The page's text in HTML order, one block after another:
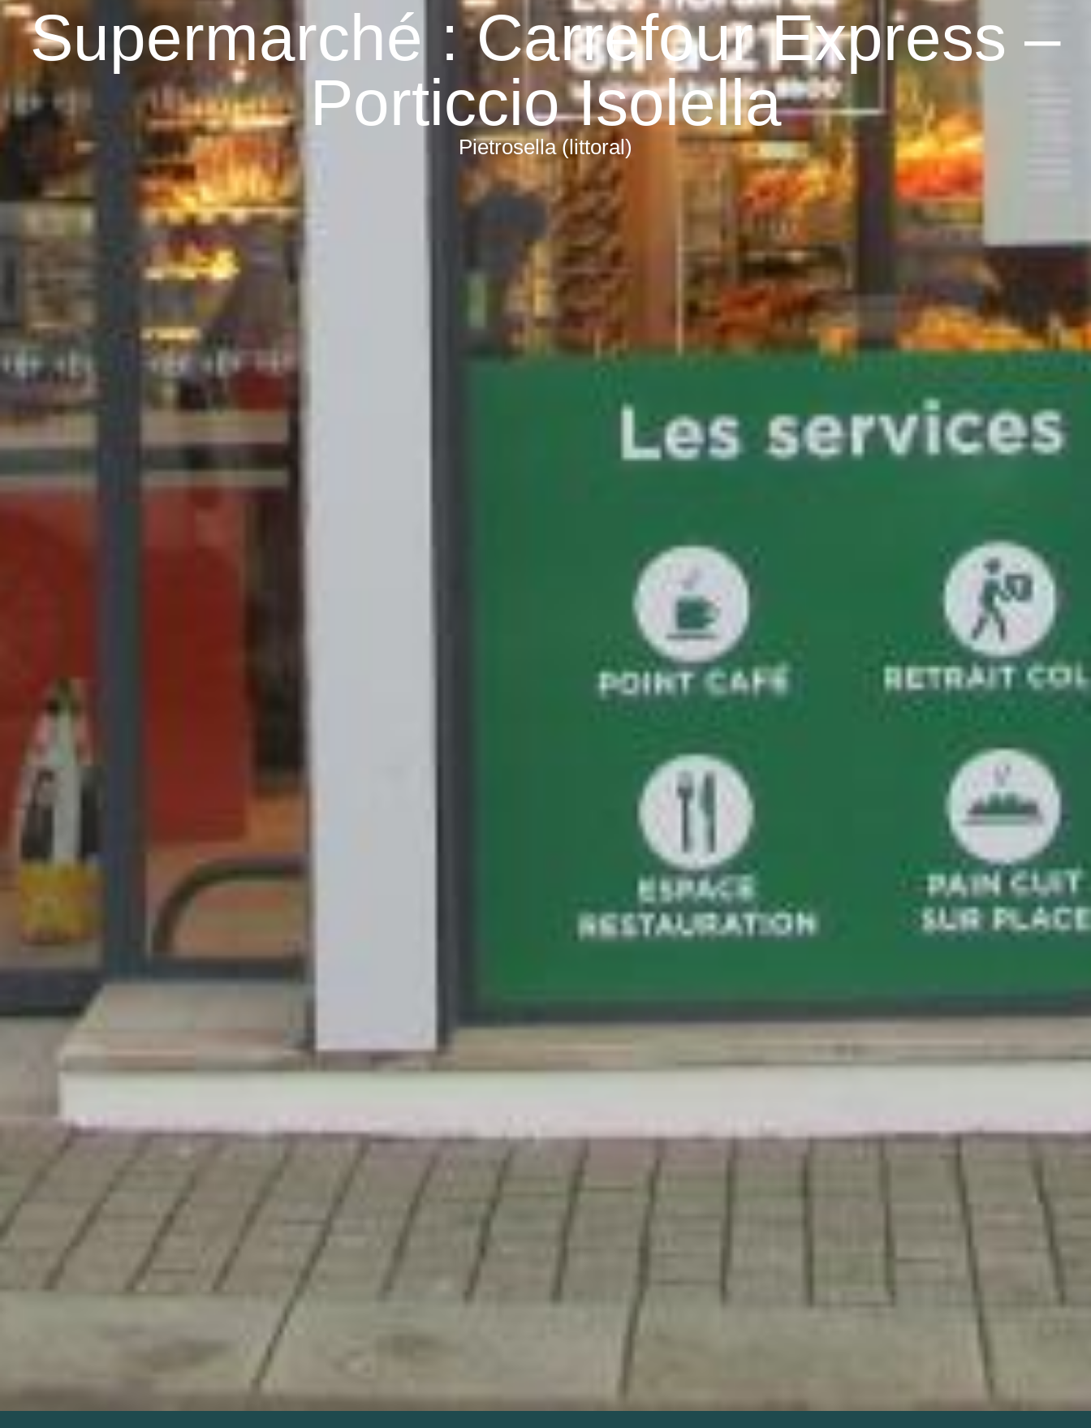
Supermarché : Carrefour Express –
Porticcio Isolella
Pietrosella (littoral)